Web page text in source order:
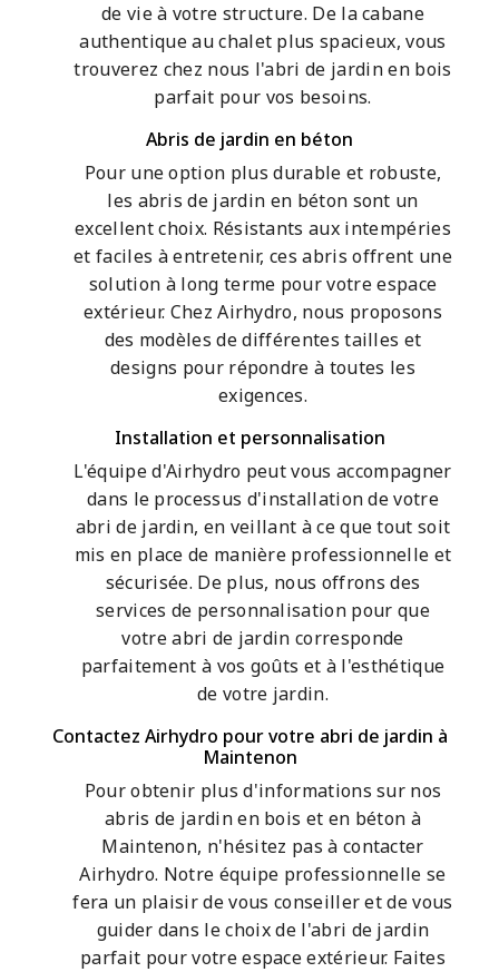
de vie à votre structure. De la cabane
authentique au chalet plus spacieux, vous
trouverez chez nous l'abri de jardin en bois
parfait pour vos besoins.
Abris de jardin en béton
Pour une option plus durable et robuste,
les abris de jardin en béton sont un
excellent choix. Résistants aux intempéries
et faciles à entretenir, ces abris offrent une
solution à long terme pour votre espace
extérieur. Chez Airhydro, nous proposons
des modèles de différentes tailles et
designs pour répondre à toutes les
exigences.
Installation et personnalisation
L'équipe d'Airhydro peut vous accompagner
dans le processus d'installation de votre
abri de jardin, en veillant à ce que tout soit
mis en place de manière professionnelle et
sécurisée. De plus, nous offrons des
services de personnalisation pour que
votre abri de jardin corresponde
parfaitement à vos goûts et à l'esthétique
de votre jardin.
Contactez Airhydro pour votre abri de jardin à
Maintenon
Pour obtenir plus d'informations sur nos
abris de jardin en bois et en béton à
Maintenon, n'hésitez pas à contacter
Airhydro. Notre équipe professionnelle se
fera un plaisir de vous conseiller et de vous
guider dans le choix de l'abri de jardin
parfait pour votre espace extérieur. Faites